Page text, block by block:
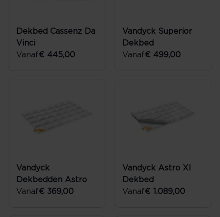
Dekbed Cassenz Da
Vinci
Vanaf€ 445,00
Vandyck Superior
Dekbed
Vanaf€ 499,00
Vandyck
Dekbedden Astro
Vanaf€ 369,00
Vandyck Astro Xl
Dekbed
Vanaf€ 1.089,00